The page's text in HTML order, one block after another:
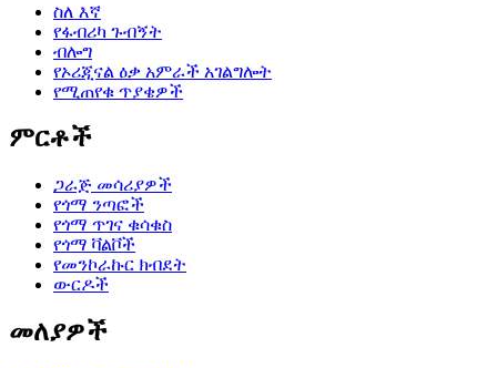
ስለ እኛ
የፋብሪካ ጉብኝት
ብሎግ
የኦሪጂናል ዕቃ አምራች አገልግሎት
የሚጠየቁ ጥያቄዎች
ምርቶች
ጋራጅ መሳሪያዎች
የጎማ ንጣፎች
የጎማ ጥገና ቁሳቁስ
የጎማ ቫልቮች
የመንኮራኩር ክብደት
ውርዶች
መለያዎች